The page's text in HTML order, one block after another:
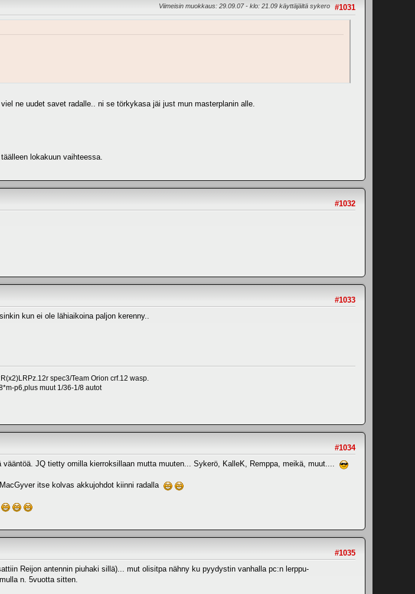
#1031
Viimeisin muokkaus: 29.09.07 - klo: 21.09 käyttäjältä sykero
ne uudet savet radalle.. ni se törkykasa jäi just mun masterplanin alle.
lokakuun vaihteessa.
#1032
#1033
kun ei ole lähiaikoina paljon kerenny..
spec3/Team Orion crf.12 wasp.
p6,plus muut 1/36-1/8 autot
#1034
JQ tietty omilla kierroksillaan mutta muuten... Sykerö, KalleK, Remppa, meikä, muut....
itse kolvas akkujohdot kiinni radalla
#1035
Reijon antennin piuhaki sillä)... mut olisitpa nähny ku pyydystin vanhalla pc:n lerppu-
n. 5vuotta sitten.